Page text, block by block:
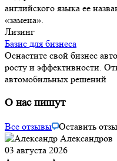
английского языка ее
«замена».
Лизинг
Базис для бизнеса
Оснастите свой бизнес
росту и эффективности.
автомобильных решений
О нас пишут
Все отзывы Оставить
03 августа 2026